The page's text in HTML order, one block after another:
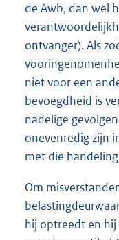
de Awb, dan wel
ontvanger). Als
niet voor een
bevoegdheid is
nadelige
onevenredig zijn
met die
Om
hij optreedt en hij